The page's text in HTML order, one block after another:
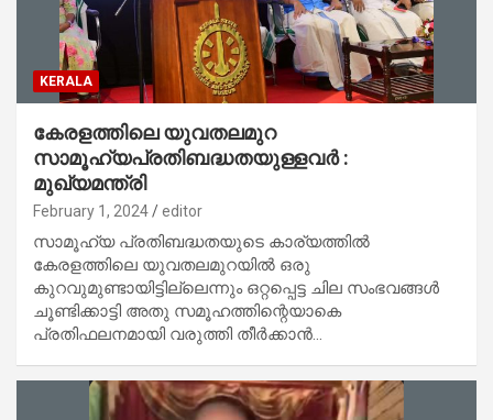
KERALA
കേരളത്തിലെ യുവതലമുറ
സാമൂഹ്യപ്രതിബദ്ധതയുള്ളവർ :
മുഖ്യമന്ത്രി
February 1, 2024 editor
സാമൂഹ്യ പ്രതിബദ്ധതയുടെ കാര്യത്തിൽ
കേരളത്തിലെ യുവതലമുറയിൽ ഒരു
കുറവുമുണ്ടായിട്ടില്ലെന്നും ഒറ്റപ്പെട്ട ചില സംഭവങ്ങൾ
ചൂണ്ടിക്കാട്ടി അതു സമൂഹത്തിന്റെയാകെ
പ്രതിഫലനമായി വരുത്തി തീർക്കാൻ…